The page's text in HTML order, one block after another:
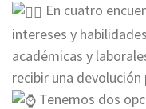
En cuatro
intereses y
académicas y
recibir una
Tenemos dos